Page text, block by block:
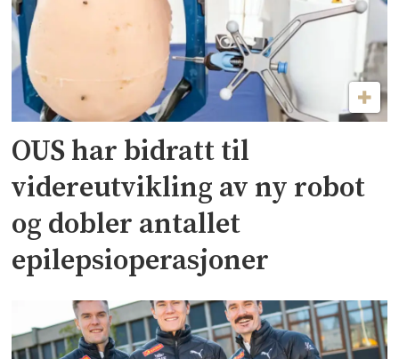
OUS har bidratt til
videreutvikling av ny robot
og dobler antallet
epilepsioperasjoner